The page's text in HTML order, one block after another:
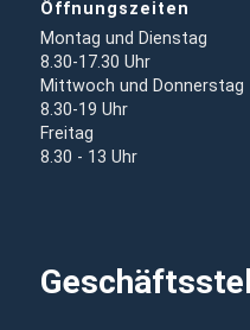
Öffnungszeiten
Montag und Dienstag
8.30-17.30 Uhr
Mittwoch und Donnerstag
8.30-19 Uhr
Freitag
8.30 - 13 Uhr